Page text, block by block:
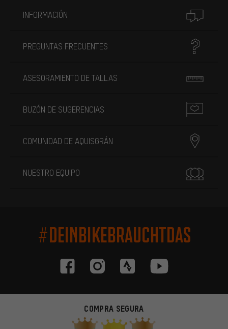
INFORMACIÓN
PREGUNTAS FRECUENTES
ASESORAMIENTO DE TALLAS
BUZÓN DE SUGERENCIAS
COMUNIDAD DE AQUISGRÁN
NUESTRO EQUIPO
#DEINBIKEBRAUCHTDAS
COMPRA SEGURA